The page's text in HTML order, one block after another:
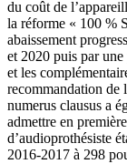
du coût de
la réforme « 100 %
abaissement
et 2020 puis par
et les
recommandation de
numerus clausus a
admettre en
d’audioprothésiste
2016-2017 à 298